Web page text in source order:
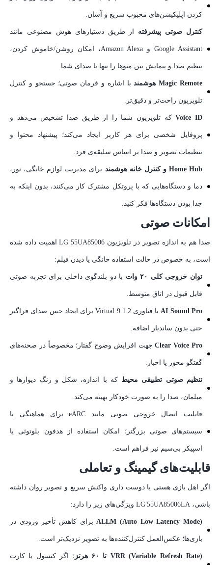
کردن اپلیکیشن‌های محبوب سریع و آسان.
کنترل صوتی پیشرفته از طریق دستیارهای هوش مصنوعی مانند
Google Assistant و Amazon Alexa، امکان روشن/خاموش کردن،
تنظیم صدا و پیمایش بین منوها را تنها با صدای شما.
Magic Remote هوشمند با اشاره و فرمان صوتی؛ جستجو و کنترل
تلویزیون راحت‌تر و دقیق‌تر.
Voice IDکه تلویزیون شما را از طریق صدا تشخیص می‌دهد و
پروفایل شخصی برای هر کاربر ایجاد می‌کند؛ پیشنهاد محتوا و
تنظیمات تصویر و صدا بر اساس سلیقه‌ی فرد.
Home Hub و کنترل خانه هوشمند برای مدیریت لوازم خانگی، نور،
دما و دستگاه‌هایی که با پروتکل مشترک کار می‌کنند، بدون اینکه به
جدا بودن دستگاه‌ها فکر کنید.
امکانات صوتی
صدا هم به اندازه تصویر در تلویزیون LG 55UA85006 اهمیت داده شده
است، به خصوص در حالت استفاده خانگی یا دیدن فیلم:
توان خروجی کلی ۲۰ وات با دو بلندگوی داخلی برای تجربه صوتی
قابل قبول در اتاق متوسط.
AI Sound Pro با فناوری Virtual 9.1.2 برای ایجاد حس صدای فراگیر
حتی بدون ساندبار اضافه.
Clear Voice Proجهت افزایش وضوح گفتار؛ مخصوصاً در صحنه‌های
گفتگو محور یا اخبار.
تنظیم صوتی تطبیقی محیط که با اندازه، شکل و رنگ دیوارها و
مبلمان، صدا را به صورت خودکار بهینه می‌کند.
قابلیت اتصال خروجی صوتی مانند eARC برای هماهنگی با
سیستم‌های صوتی بزرگتر؛ امکان استفاده از هدفون بلوتوثی یا
اسپیکر بی‌سیم نیز فراهم است.
قابلیت‌های گیمینگ و تعاملی
اگر اهل بازی هستی یا دوست داری واکنش سریع و تصویر روان داشته
باشی، LG 55UA85006LA ویژگی‌های زیر را دارد:
ALLM (Auto Low Latency Mode)برای کاهش تأخیر ورودی در
بازی‌ها؛ عکس‌العمل کنترل‌کننده‌ها به تصویر نزدیک‌تر است.
VRR (Variable Refresh Rate) تا ۶۰ هرتز ؛ اگر کنسول یا کارت